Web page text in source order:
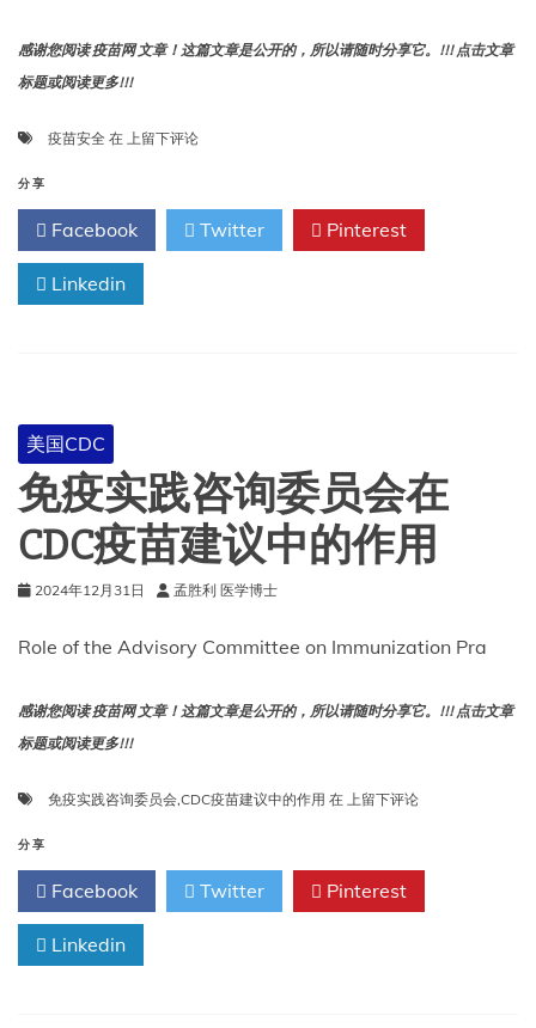
密
感谢您阅读 疫苗网 文章！这篇文章是公开的，所以请随时分享它。!!! 点击文章
标题或阅读更多!!!
疫苗安全 在 疫
全
背
后
真
上留下评论
分享
Facebook Twitter Pinterest
Linkedin
美国CDC
免疫实践咨询委员会在
CDC疫苗建议中的作用
2024年12月31日 孟胜利 医学博士
Role of the Advisory Committee on Immunization Pra
感谢您阅读 疫苗网 文章！这篇文章是公开的，所以请随时分享它。!!! 点击文章
标题或阅读更多!!!
免疫实践咨询委员会,CDC疫苗建议中的作用 在 免
践
咨
询
上留下评论
分享
Facebook Twitter Pinterest
Linkedin